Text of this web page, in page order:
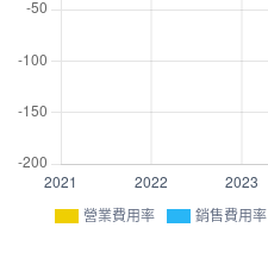
營業費用率 銷售費用率